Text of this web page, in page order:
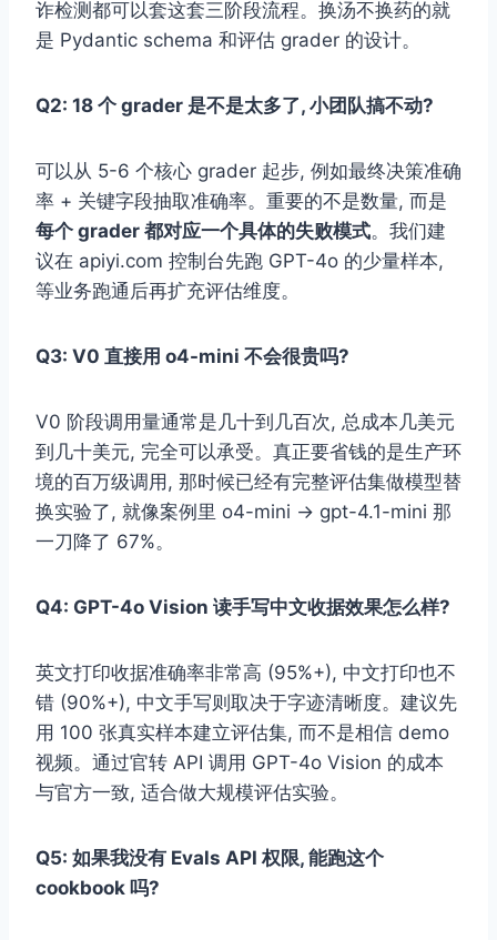
诈检测都可以套这套三阶段流程。换汤不换药的就
是 Pydantic schema 和评估 grader 的设计。
Q2: 18 个 grader 是不是太多了, 小团队搞不动?
可以从 5-6 个核心 grader 起步, 例如最终决策准确
率 + 关键字段抽取准确率。重要的不是数量, 而是
每个 grader 都对应一个具体的失败模式。我们建
议在 apiyi.com 控制台先跑 GPT-4o 的少量样本,
等业务跑通后再扩充评估维度。
Q3: V0 直接用 o4-mini 不会很贵吗?
V0 阶段调用量通常是几十到几百次, 总成本几美元
到几十美元, 完全可以承受。真正要省钱的是生产环
境的百万级调用, 那时候已经有完整评估集做模型替
换实验了, 就像案例里 o4-mini → gpt-4.1-mini 那
一刀降了 67%。
Q4: GPT-4o Vision 读手写中文收据效果怎么样?
英文打印收据准确率非常高 (95%+), 中文打印也不
错 (90%+), 中文手写则取决于字迹清晰度。建议先
用 100 张真实样本建立评估集, 而不是相信 demo
视频。通过官转 API 调用 GPT-4o Vision 的成本
与官方一致, 适合做大规模评估实验。
Q5: 如果我没有 Evals API 权限, 能跑这个
cookbook 吗?